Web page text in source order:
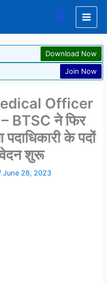
Search
Download Now
Join Now
Officer
BTSC ने फिर
के पदों
शुरू
June 28, 2023